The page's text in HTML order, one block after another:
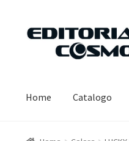
Vai
navigazione
Vai
Home Catalogo